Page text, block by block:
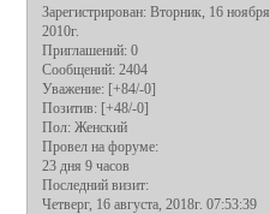
Зарегистрирован: Вторник, 16 ноября,
2010г.
Приглашений: 0
Сообщений: 2404
Уважение: [+84/-0]
Позитив: [+48/-0]
Пол: Женский
Провел на форуме:
23 дня 9 часов
Последний визит:
Четверг, 16 августа, 2018г. 07:53:39